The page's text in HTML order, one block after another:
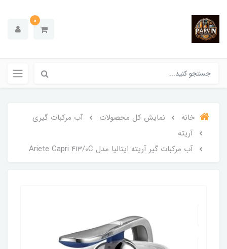
0
خانه نمایش کل محصولات
آب مرکبات گیری
آریته
آب مرکبات گیر آریته ایتالیا مدل Ariete Capri 413/0C